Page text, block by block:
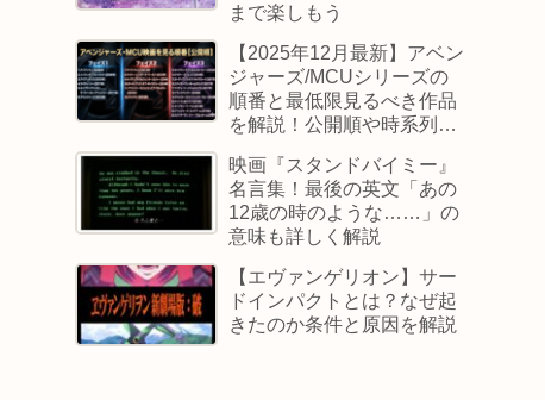
まで楽しもう
【2025年12月最新】アベン
ジャーズ/MCUシリーズの
順番と最低限見るべき作品
を解説！公開順や時系列順
映画『スタンドバイミー』
名言集！最後の英文「あの
12歳の時のような……」の
意味も詳しく解説
【エヴァンゲリオン】サー
ドインパクトとは？なぜ起
きたのか条件と原因を解説